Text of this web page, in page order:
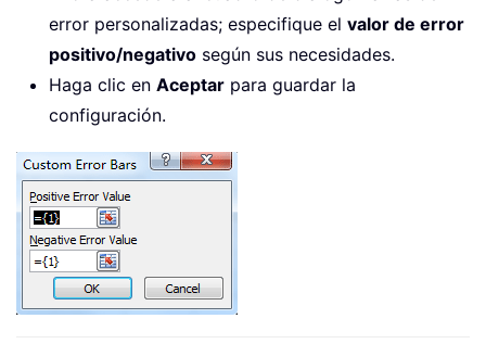
error personalizadas; especifique el valor de error
positivo/negativo según sus necesidades.
Haga clic en Aceptar para guardar la
configuración.